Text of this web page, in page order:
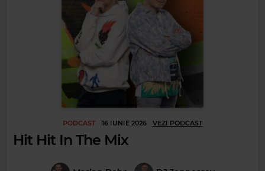
PODCAST 16 IUNIE 2026 VEZI PODCAST
Hit Hit In The Mix